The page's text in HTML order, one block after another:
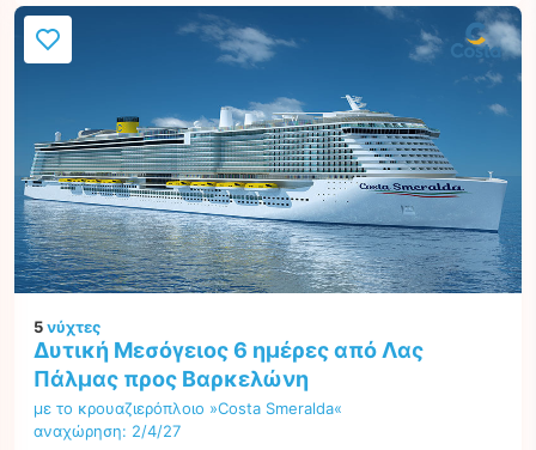
5νύχτες
Δυτική Μεσόγειος 6 ημέρες από Λας
Πάλμας προς Βαρκελώνη
με το κρουαζιερόπλοιο »Costa Smeralda«
αναχώρηση: 2/4/27